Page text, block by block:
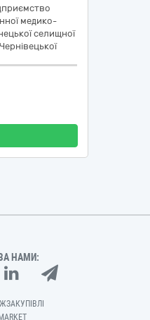
медико-
селищної
НАМИ: